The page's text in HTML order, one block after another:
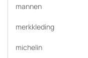
mannen
merkkleding
michelin